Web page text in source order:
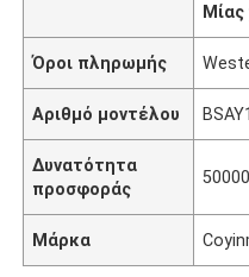
Μίας
Όροι πληρωμής
Αριθμό μοντέλου
Δυνατότητα
προσφοράς
Μάρκα